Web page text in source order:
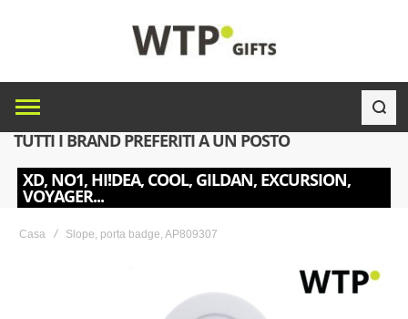
TUTTI I BRAND PREFERITI A UN POSTO
XD, NO1, HI!DEA, COOL, GILDAN, EXCURSION,
VOYAGER...
Casa Slope, porta badge, AP809307